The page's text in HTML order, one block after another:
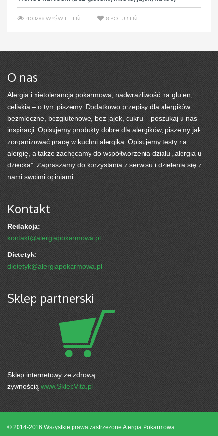
403286 WYŚWIETLEŃ 8 POLUBIEŃ
O nas
Alergia i nietolerancja pokarmowa, nadwrażliwość na gluten,
celiakia – o tym piszemy. Dodatkowo przepisy dla alergików :
bezmleczne, bezglutenowe, bez jajek, cukru – poszukaj u nas
inspiracji. Opisujemy produkty dobre dla alergików, piszemy jak
zorganizować pracę w kuchni alergika. Opisujemy testy na
alergię, a także zachęcamy do współtworzenia działu „alergia u
dziecka”. Zapraszamy do korzystania z serwisu i dzielenia się z
nami swoimi opiniami.
Kontakt
Redakcja:
kontakt@alergiapokarmowa.pl
Dietetyk:
dietetyk@alergiapokarmowa.pl
Sklep partnerski
Sklep internetowy ze zdrową
żywnością www.SklepVita.pl
© 2014-2016 Wszystkie prawa zastrzeżone Alergia Pokarmowa